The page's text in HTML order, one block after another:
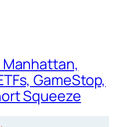
GameStop,
Squeeze